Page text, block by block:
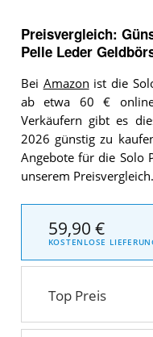
Preisvergleich:
Pelle Leder
Bei Amazon ist die
ab etwa 60 €
Verkäufern gibt es
2026 günstig zu
Angebote für die Solo
unserem Preisvergleich.
59,90 €
KOSTENLOSE
Top Preis